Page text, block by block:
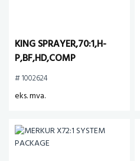
KING SPRAYER,70:1,H-
P,BF,HD,COMP
# 1002624
eks. mva.